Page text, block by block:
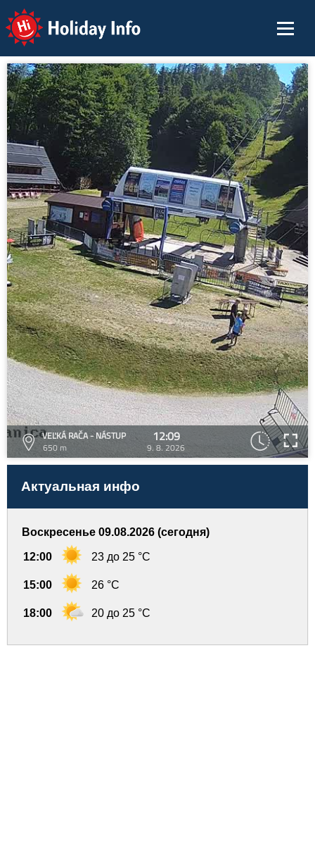
Holiday Info
VEĽKÁ RAČA - NÁSTUP
650 m
12:09
9. 8. 2026
Актуальная инфо
Воскресенье 09.08.2026 (сегодня)
12:00 23 до 25 °C
15:00 26 °C
18:00 20 до 25 °C